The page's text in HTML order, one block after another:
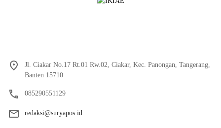
Jl. Ciakar No.17 Rt.01 Rw.02, Ciakar, Kec. Panongan, Tangerang,
Banten 15710
085290551129
redaksi@suryapos.id